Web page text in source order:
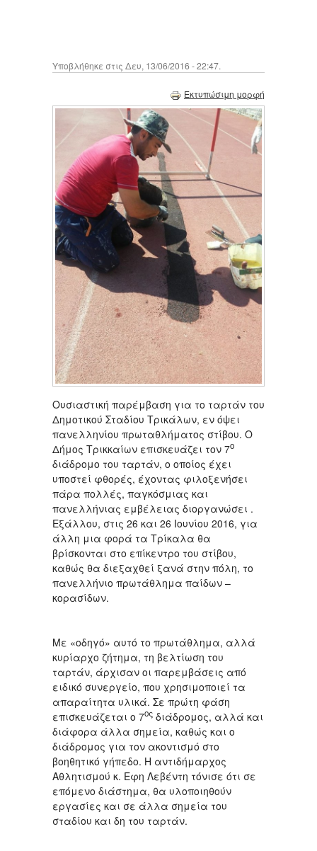
Υποβλήθηκε στις Δευ, 13/06/2016 - 22:47.
Εκτυπώσιμη μορφή
Ουσιαστική παρέμβαση για το ταρτάν του
Δημοτικού Σταδίου Τρικάλων, εν όψει
πανελληνίου πρωταθλήματος στίβου. Ο
Δήμος Τρικκαίων επισκευάζει τον 7ο
διάδρομο του ταρτάν, ο οποίος έχει
υποστεί φθορές, έχοντας φιλοξενήσει
πάρα πολλές, παγκόσμιας και
πανελλήνιας εμβέλειας διοργανώσει .
Εξάλλου, στις 26 και 26 Ιουνίου 2016, για
άλλη μια φορά τα Τρίκαλα θα
βρίσκονται στο επίκεντρο του στίβου,
καθώς θα διεξαχθεί ξανά στην πόλη, το
πανελλήνιο πρωτάθλημα παίδων –
κορασίδων.
Με «οδηγό» αυτό το πρωτάθλημα, αλλά
κυρίαρχο ζήτημα, τη βελτίωση του
ταρτάν, άρχισαν οι παρεμβάσεις από
ειδικό συνεργείο, που χρησιμοποιεί τα
απαραίτητα υλικά. Σε πρώτη φάση
επισκευάζεται ο 7ος διάδρομος, αλλά και
διάφορα άλλα σημεία, καθώς και ο
διάδρομος για τον ακοντισμό στο
βοηθητικό γήπεδο. Η αντιδήμαρχος
Αθλητισμού κ. Εφη Λεβέντη τόνισε ότι σε
επόμενο διάστημα, θα υλοποιηθούν
εργασίες και σε άλλα σημεία του
σταδίου και δη του ταρτάν.